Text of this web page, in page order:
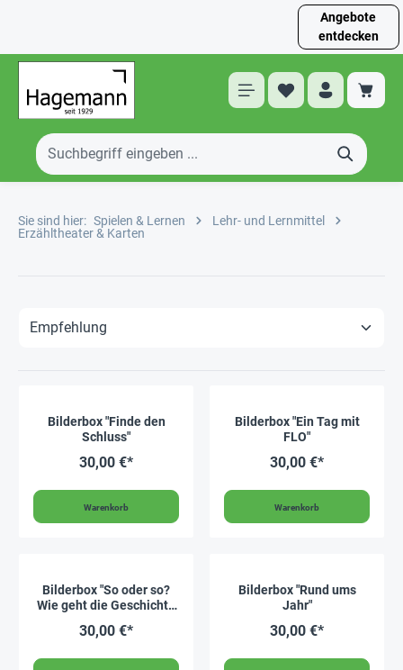
Angebote
entdecken
Sie sind hier: Spielen & Lernen
Lehr- und Lernmittel
Erzähltheater & Karten
Bilderbox "Finde den
Schluss"
30,00 €*
Warenkorb
Bilderbox "Ein Tag mit
FLO"
30,00 €*
Warenkorb
Bilderbox "So oder so?
Wie geht die Geschichte
30,00 €*
Bilderbox "Rund ums
Jahr"
30,00 €*